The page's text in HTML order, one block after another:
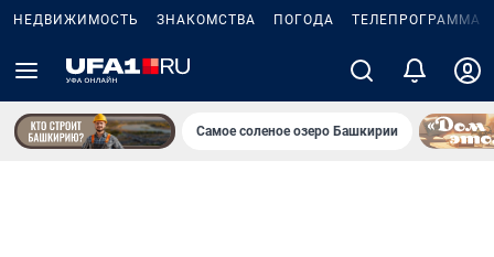
НЕДВИЖИМОСТЬ ЗНАКОМСТВА ПОГОДА ТЕЛЕПРОГРАММА
Самое соленое озеро Башкирии